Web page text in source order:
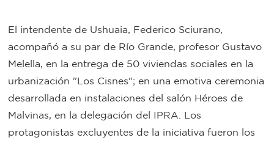
Zoonosis
Bromatología
Rentas
Correo
Personal
municipal
El intendente de Ushuaia, Federico Sciurano,
acompañó a su par de Río Grande, profesor Gustavo
Melella, en la entrega de 50 viviendas sociales en la
urbanización "Los Cisnes"; en una emotiva ceremonia
desarrollada en instalaciones del salón Héroes de
Malvinas, en la delegación del IPRA. Los
protagonistas excluyentes de la iniciativa fueron los